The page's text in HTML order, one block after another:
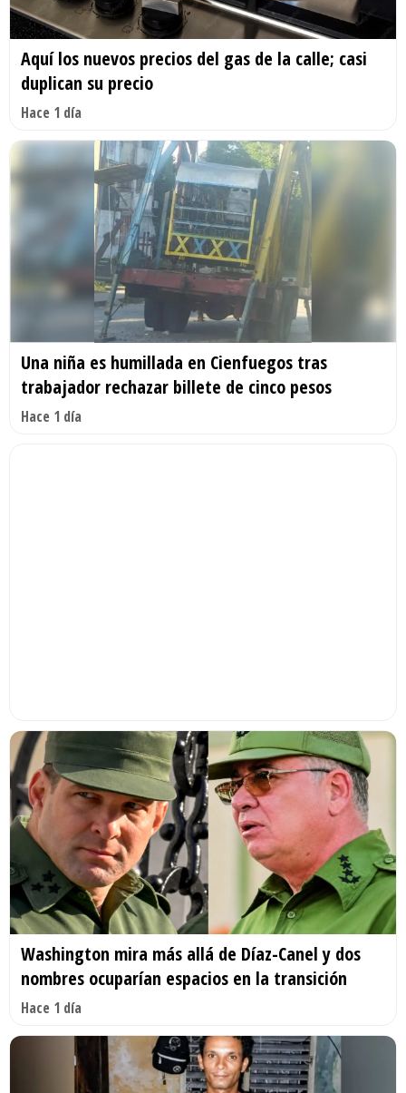
Aquí los nuevos precios del gas de la calle; casi
duplican su precio
Hace 1 día
Una niña es humillada en Cienfuegos tras
trabajador rechazar billete de cinco pesos
Hace 1 día
Washington mira más allá de Díaz-Canel y dos
nombres ocuparían espacios en la transición
Hace 1 día